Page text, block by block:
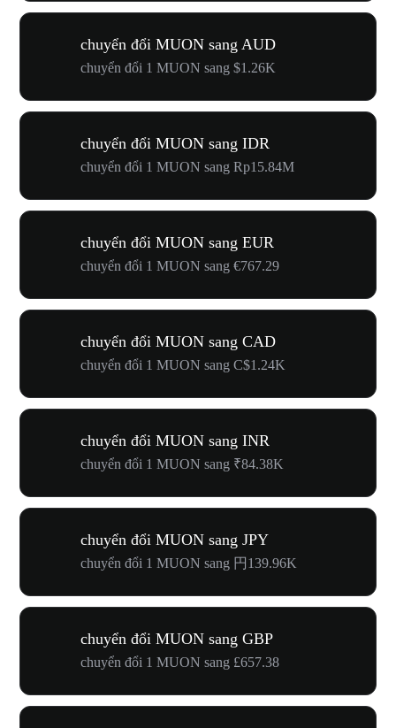
chuyển đổi MUON sang AUD
chuyển đổi 1 MUON sang $1.26K
chuyển đổi MUON sang IDR
chuyển đổi 1 MUON sang Rp15.84M
chuyển đổi MUON sang EUR
chuyển đổi 1 MUON sang €767.29
chuyển đổi MUON sang CAD
chuyển đổi 1 MUON sang C$1.24K
chuyển đổi MUON sang INR
chuyển đổi 1 MUON sang ₹84.38K
chuyển đổi MUON sang JPY
chuyển đổi 1 MUON sang 円139.96K
chuyển đổi MUON sang GBP
chuyển đổi 1 MUON sang £657.38